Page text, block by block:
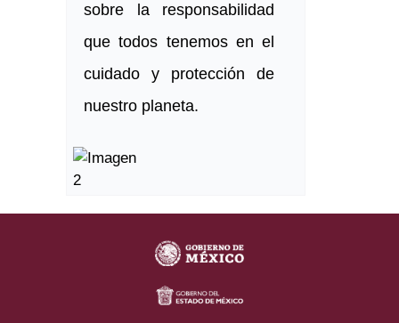
sobre la responsabilidad
que todos tenemos en el
cuidado y protección de
nuestro planeta.